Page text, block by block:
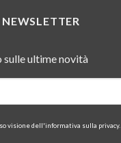
sulle ultime novità
visione dell'informativa sulla privacy.